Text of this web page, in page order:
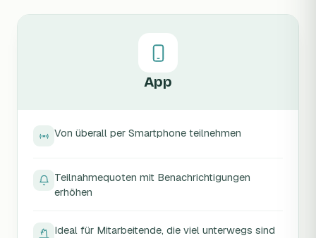
App
Von überall per Smartphone teilnehmen
Teilnahmequoten mit Benachrichtigungen
erhöhen
Ideal für Mitarbeitende, die viel unterwegs sind